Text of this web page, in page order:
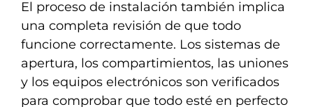
El proceso de instalación también implica
una completa revisión de que todo
funcione correctamente. Los sistemas de
apertura, los compartimientos, las uniones
y los equipos electrónicos son verificados
para comprobar que todo esté en perfecto